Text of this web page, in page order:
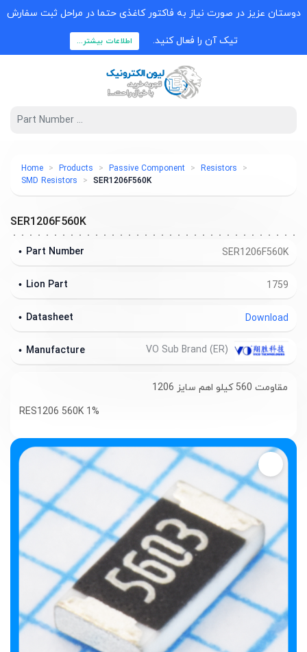
دوستان عزیز در صورت نیاز به فاکتور کاغذی حتما در مراحل ثبت سفارش
تیک آن را فعال کنید. اطلاعات بیشتر...
Home Products Passive Component
Resistors
SMD Resistors
SER1206F560K
SER1206F560K
SER1206F560K
Part Number
1759
Lion Part
Download
Datasheet
Manufacture
مقاومت 560 کیلو اهم سایز 1206
RES1206 560K 1%